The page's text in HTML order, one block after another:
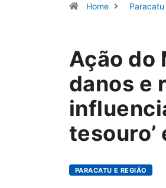
Home
Ação do
danos e
tesouro’
PARACATU E REGIÃO